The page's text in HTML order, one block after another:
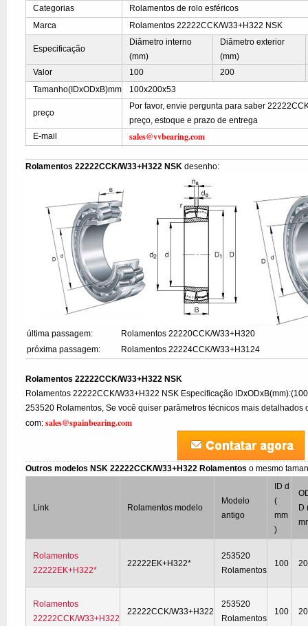
Categorias
Rolamentos de rolo esféricos
Marca
Rolamentos 22222CCK/W33+H322 NSK
Especificação
Diâmetro interno
(mm)
Diâmetro exterior
(mm)
Valor
100
200
Tamanho(IDxODxB)mm
100x200x53
preço
Por favor, envie pergunta para saber
preço, estoque e prazo de entrega
E-mail
sales@vvbearing.com
Rolamentos 22222CCK/W33+H322 NSK desenho:
última passagem:
Rolamentos 22220CCK/W33+H320
próxima passagem:
Rolamentos 22224CCK/W33+H3124
Rolamentos 22222CCK/W33+H322 NSK
Rolamentos 22222CCK/W33+H322 NSK Especificação
253520 Rolamentos, Se você quiser parâmetros técnicos mais detalhados
com:sales@spainbearing.com
Outros modelos NSK 22222CCK/W33+H322 Rolamentoso mesmo
Link Rolamentos modelo
Modelo
antigo
ID d
(
mm
)
D
Rolamentos
22222EK+H322*
22222EK+H322*
253520
Rolamentos
100
Rolamentos
22222CCK/W33+H322
22222CCK/W33+H322
253520
Rolamentos
100